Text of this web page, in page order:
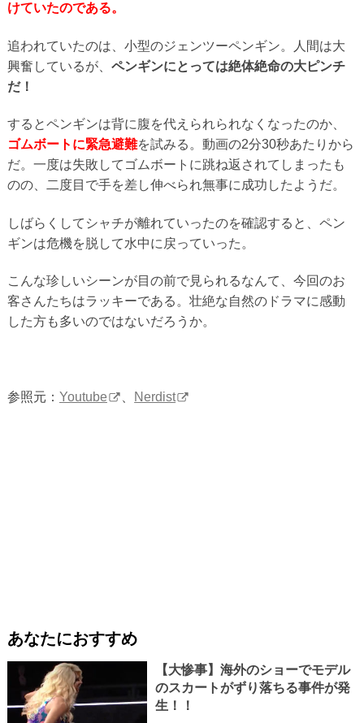
けていたのである。
追われていたのは、小型のジェンツーペンギン。人間は大
興奮しているが、 ペンギンにとっては絶体絶命の大ピンチ
だ！
するとペンギンは背に腹を代えられられなくなったのか、
ゴムボートに緊急避難を試みる。動画の2分30秒あたりから
だ。一度は失敗してゴムボートに跳ね返されてしまったも
のの、二度目で手を差し伸べられ無事に成功したようだ。
しばらくしてシャチが離れていったのを確認すると、ペン
ギンは危機を脱して水中に戻っていった。
こんな珍しいシーンが目の前で見られるなんて、今回のお
客さんたちはラッキーである。壮絶な自然のドラマに感動
した方も多いのではないだろうか。
参照元： Youtube Nerdist
あなたにおすすめ
【大惨事】海外のショーでモデル
のスカートがずり落ちる事件が発
生！！